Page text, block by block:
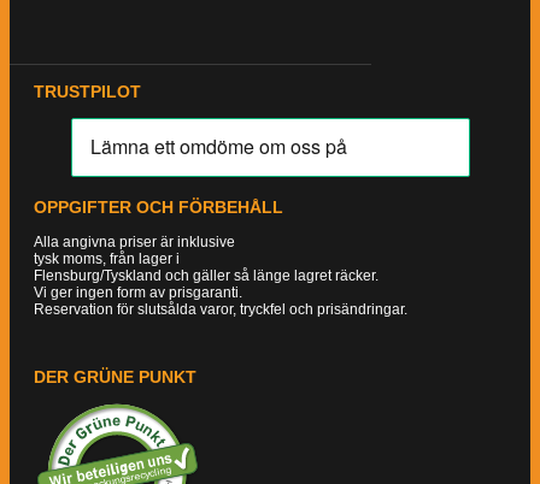
TRUSTPILOT
OPPGIFTER OCH FÖRBEHÅLL
Alla angivna priser är inklusive
tysk moms, från lager i
Flensburg/Tyskland och gäller så länge lagret räcker.
Vi ger ingen form av prisgaranti.
Reservation för slutsålda varor, tryckfel och prisändringar.
DER GRÜNE PUNKT